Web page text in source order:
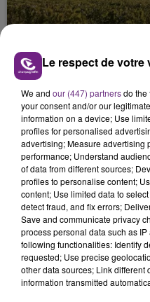
SI TOUT LE MONDE
PROCHAINE JE
La vendange en
août dans la commune
jamais vu !
L'INSPECTION DU
L'ORDRE SUR LES
Alors que les dates de
s'est avéré être plus
l'inspection du Travail
TITRES DIFFUSÉS
Le respect de votre
We and our (447) partnersdo the
your consent and/or our
information on a device; Use
profiles for personalised
advertising; Measure advertising
performance; Understand
of data from different sources;
profiles to personalise content;
content; Use limited data to
detect fraud, and fix errors;
Save and communicate privacy
process personal data such as
following functionalities: Identify
requested; Use precise
other data sources; Link different
information transmitted